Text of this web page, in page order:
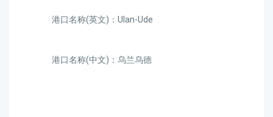
港口名称(英文)：Ulan-Ude
港口名称(中文)：乌兰乌德